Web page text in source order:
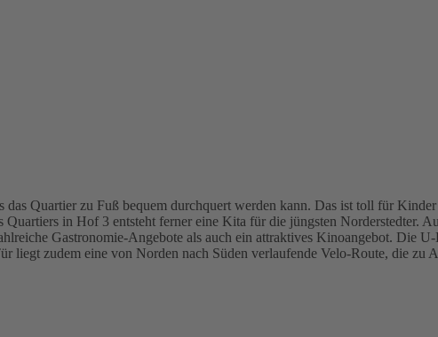
Quartier zu Fuß bequem durchquert werden kann. Das ist toll für
in Hof 3 entsteht ferner eine Kita für die jüngsten Norderstedter.
Gastronomie-Angebote als auch ein attraktives Kinoangebot. Die
liegt zudem eine von Norden nach Süden verlaufende Velo-Route, die zu